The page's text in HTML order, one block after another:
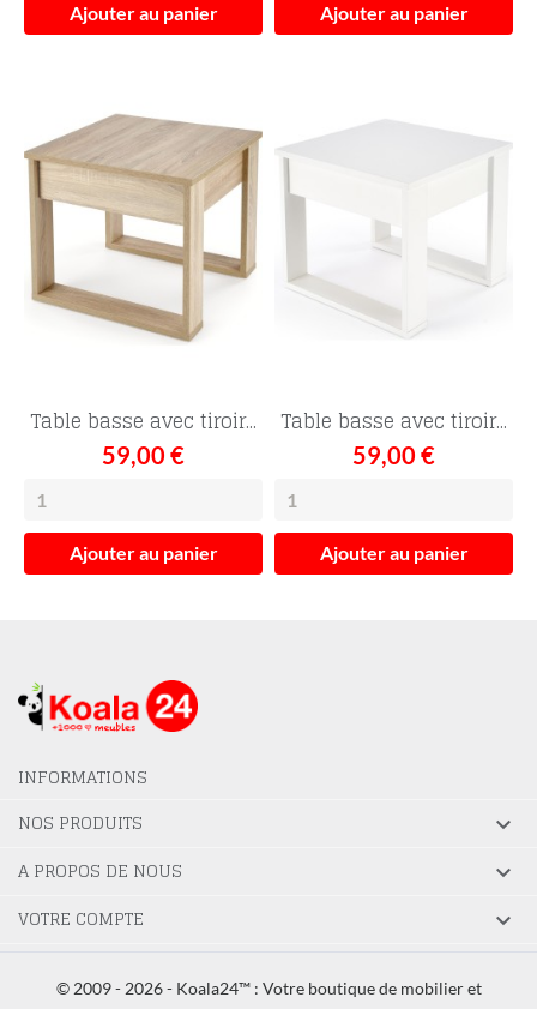
Ajouter au panier Ajouter au panier
Table basse avec tiroir...
59,00 €
Ajouter au panier
Table basse avec tiroir...
59,00 €
Ajouter au panier
INFORMATIONS
NOS PRODUITS

A PROPOS DE NOUS 
VOTRE COMPTE 
© 2009 - 2026 - Koala24™ : Votre boutique de mobilier et